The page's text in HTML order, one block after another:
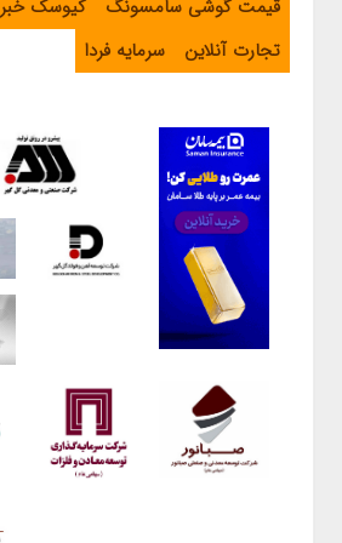
قیمت گوشی سامسونگ
کیوسک خبر
تجارت آنلاین
سرمایه فردا